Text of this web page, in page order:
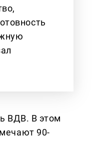
ВДВ. В этом
90-